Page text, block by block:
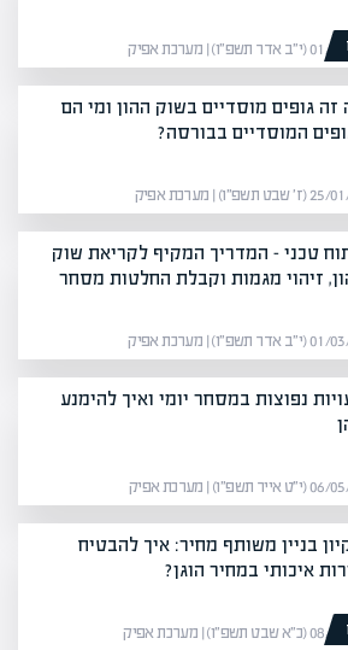
אדר תשפ״ו) | מערכת אפיק
זה גופים מוסדיים בשוק ההון ומי הם
המוסדיים בבורסה?
תשפ״ו) | מערכת אפיק
טכני – המדריך המקיף לקריאת שוק
זיהוי מגמות וקבלת החלטות מסחר
תשפ״ו) | מערכת אפיק
נפוצות במסחר יומי ואיך להימנע
תשפ״ו) | מערכת אפיק
בניין משותף מחיר: איך להבטיח
איכותי במחיר הוגן?
שבט תשפ״ו) | מערכת אפיק